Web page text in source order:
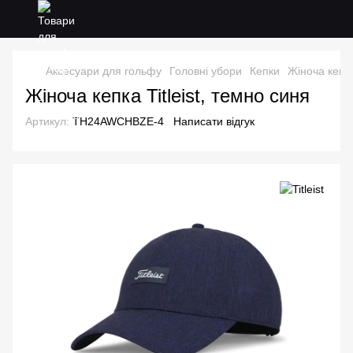
Аксесуари для гольфу Головні убори Кепки Жіноча
Жіноча кепка Titleist, темно синя
Артикул: TH24AWCHBZE-4 Написати відгук